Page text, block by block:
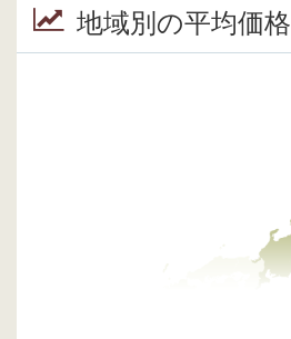
地域別の平均価格